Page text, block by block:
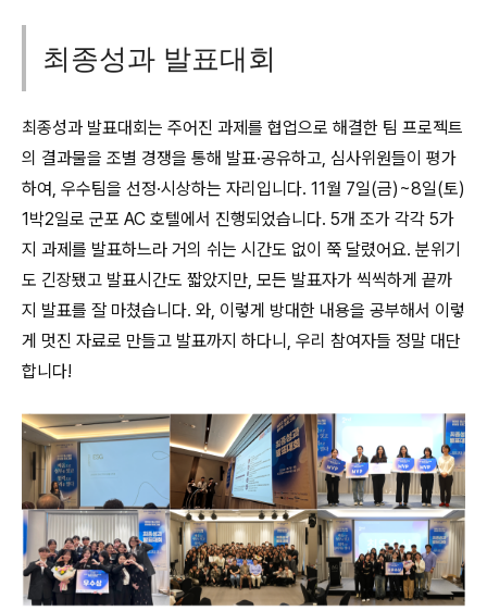
최종성과 발표대회
최종성과 발표대회는 주어진 과제를 협업으로 해결한 팀 프로젝트
의 결과물을 조별 경쟁을 통해 발표·공유하고, 심사위원들이 평가
하여, 우수팀을 선정·시상하는 자리입니다. 11월 7일(금)~8일(토)
1박2일로 군포 AC 호텔에서 진행되었습니다. 5개 조가 각각 5가
지 과제를 발표하느라 거의 쉬는 시간도 없이 쭉 달렸어요. 분위기
도 긴장됐고 발표시간도 짧았지만, 모든 발표자가 씩씩하게 끝까
지 발표를 잘 마쳤습니다. 와, 이렇게 방대한 내용을 공부해서 이렇
게 멋진 자료로 만들고 발표까지 하다니, 우리 참여자들 정말 대단
합니다!